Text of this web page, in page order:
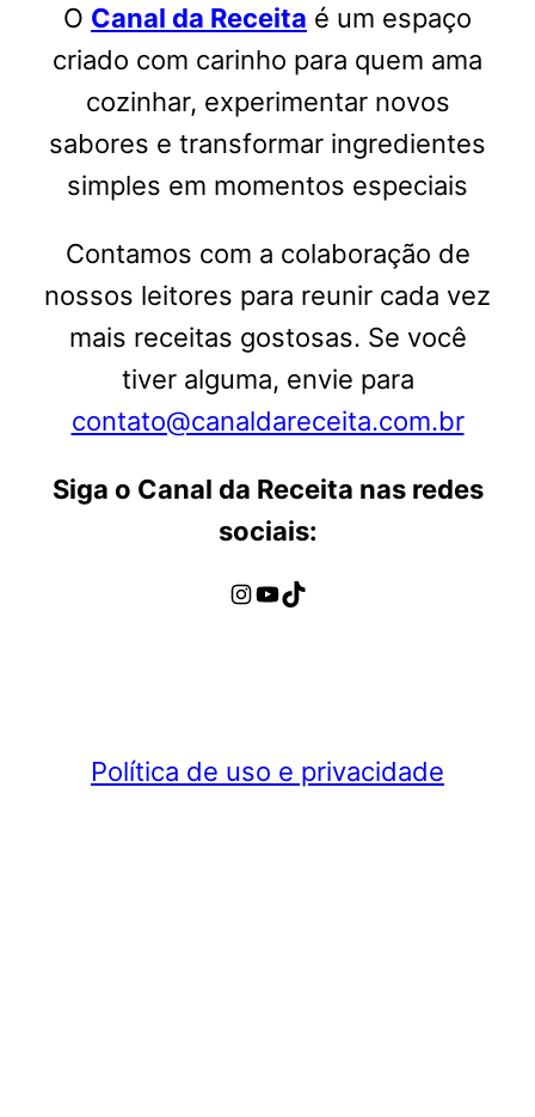
O Canal da Receita é um espaço
criado com carinho para quem ama
cozinhar, experimentar novos
sabores e transformar ingredientes
simples em momentos especiais
Contamos com a colaboração de
nossos leitores para reunir cada vez
mais receitas gostosas. Se você
tiver alguma, envie para
contato@canaldareceita.com.br
Siga o Canal da Receita nas redes
sociais:
Instagram
Youtube
TikTok
Política de uso e privacidade